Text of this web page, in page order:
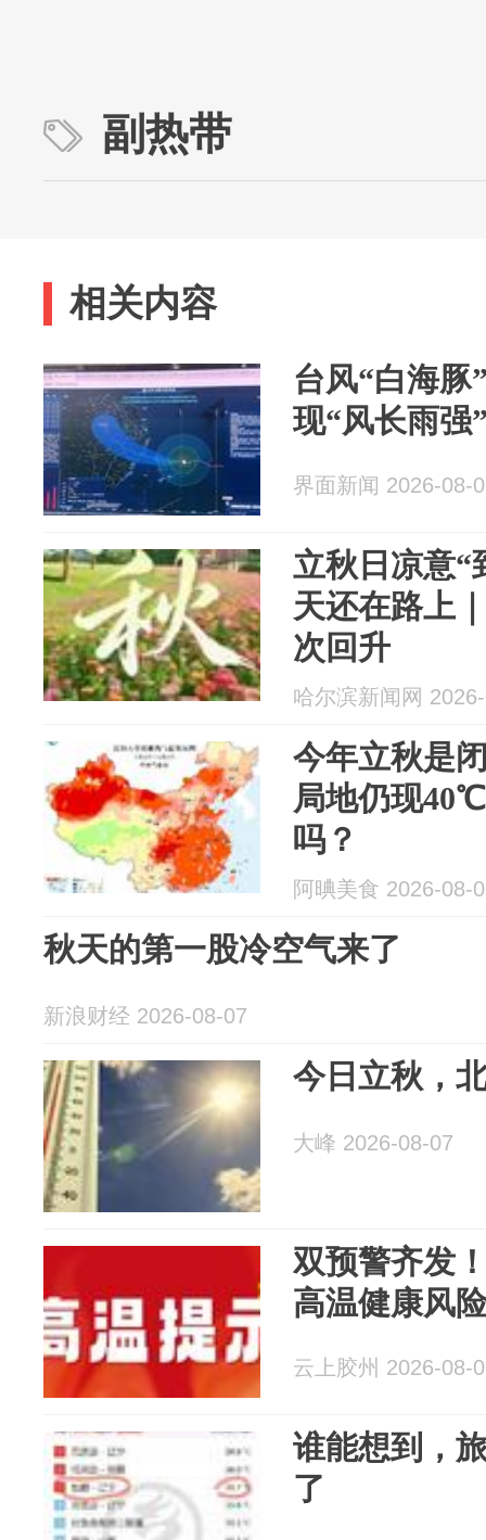
副热带
相关内容
台风“白海豚
现“风长雨强
界面新闻 2026-08-
立秋日凉意“
天还在路上
次回升
哈尔滨新闻网
今年立秋是
局地仍现
吗？
阿晪美食 2026-08-
秋天的第一股冷空气来了
新浪财经 2026-08-07
今日立秋，
大峰 2026-08-07
双预警齐发
高温健康风
云上胶州 2026-08-
谁能想到，
了